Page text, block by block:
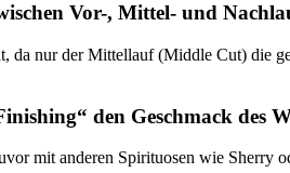
Vor-, Mittel- und
da nur der Mittellauf (Middle Cut) die
den Geschmack des
mit anderen Spirituosen wie Sherry